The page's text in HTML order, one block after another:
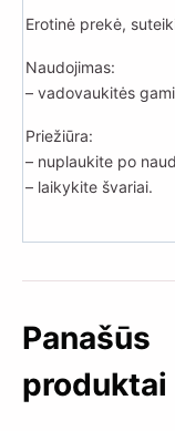
Erotinė prekė,
Naudojimas:
– vadovaukitės
Priežiūra:
– nuplaukite po
– laikykite švariai.
Panašūs
produktai